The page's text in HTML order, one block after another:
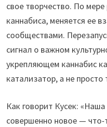
свое творчество. По
каннабиса, меняется ее
сообществами.
сигнал о важном
укрепляющем каннабис
катализатор, а не просто
Как говорит Кусек:
совершенно новое — что-